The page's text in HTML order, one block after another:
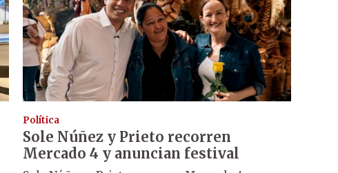
Política
Sole Núñez y Prieto recorren
Mercado 4 y anuncian festival